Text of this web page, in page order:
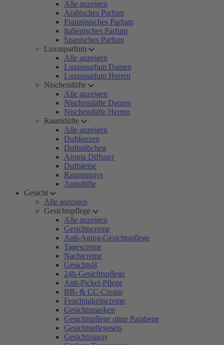
Alle anzeigen
Arabisches Parfum
Französisches Parfum
Italienisches Parfum
Spanisches Parfum
Luxusparfum
Alle anzeigen
Luxusparfum Damen
Luxusparfum Herren
Nischendüfte
Alle anzeigen
Nischendüfte Damen
Nischendüfte Herren
Raumdüfte
Alle anzeigen
Duftkerzen
Duftstäbchen
Aroma Diffuser
Duftsteine
Raumsprays
Autodüfte
Gesicht
Alle anzeigen
Gesichtspflege
Alle anzeigen
Gesichtscreme
Anti-Aging-Gesichtspflege
Tagescreme
Nachtcreme
Gesichtsöl
24h-Gesichtspflege
Anti-Pickel-Pflege
BB- & CC-Cream
Feuchtigkeitscreme
Gesichtsmasken
Gesichtspflege ohne Parabene
Gesichtspflegesets
Gesichtsspray